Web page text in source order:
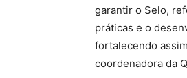
garantir o Selo,
práticas e o
fortalecendo
coordenadora da